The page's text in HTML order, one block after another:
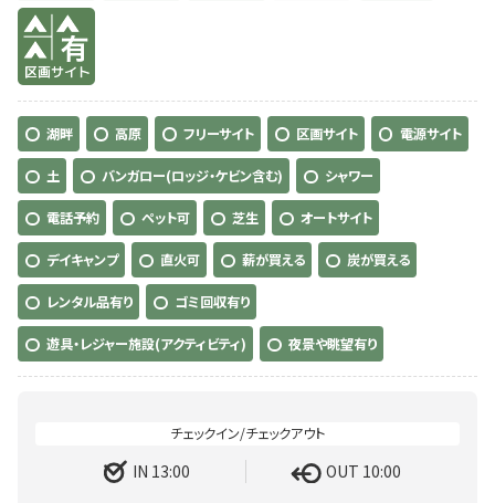
有り
湖畔 高原 フリーサイト 区画サイト 電源サイト
土 バンガロー(ロッジ・ケビン含む) シャワー
電話予約 ペット可 芝生 オートサイト
デイキャンプ 直火可 薪が買える 炭が買える
レンタル品有り ゴミ回収有り
遊具・レジャー施設(アクティビティ) 夜景や眺望有り
IN 13:00 OUT 10:00